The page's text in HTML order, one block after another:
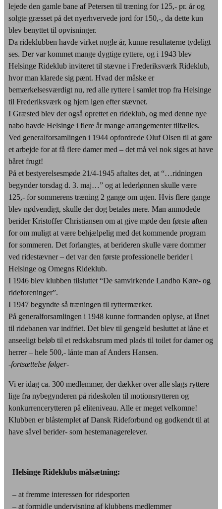
lejede den gamle bane af Petersen til træning for 125,- pr. år og
solgte græsset på det nyerhvervede jord for 150,-, da dette kun
blev benyttet til opvisninger.
Da rideklubben havde virket nogle år, kunne resultaterne tydeligt
ses. Der var kommet mange dygtige ryttere, og i 1943 blev
Helsinge Rideklub inviteret til stævne i Frederiksværk Rideklub,
hvor man klarede sig pænt. Hvad der måske er
bemærkelsesværdigt nu, red alle ryttere i samlet trop fra Helsinge
til Frederiksværk og hjem igen efter stævnet.
I Græsted blev der også oprettet en rideklub, og med denne nye
nabo havde Helsinge i flere år mange arrangementer tilfælles.
Ved generalforsamlingen i 1944 opfordrede Oluf Olsen til at gøre
et arbejde for at få flere damer med – det må vel nok siges at have
båret frugt!
På et bestyerelsesmøde 21/4-1945 aftaltes det, at “…ridningen
begynder torsdag d. 3. maj…” og at lederlønnen skulle være
125,- for sommerens træning 2 gange om ugen. Hvis flere gange
blev nødvendigt, skulle der dog betales mere. Man anmodede
berider Kristoffer Christiansen om at give møde den første aften
for om muligt at være behjælpelig med det kommende program
for sommeren. Det forlangtes, at berideren skulle være dommer
ved ridestævner – det var den første professionelle berider i
Helsinge og Omegns Rideklub.
I 1946 blev klubben tilsluttet “De samvirkende Landbo Køre- og
rideforeninger”.
I 1947 begyndte så træningen til ryttermærker.
På generalforsamlingen i 1948 kunne formanden oplyse, at lånet
til ridebanen var indfriet. Det blev til gengæld besluttet at låne et
anseeligt beløb til et redskabsrum med plads til toilet for damer og
herrer – hele 500,- lånte man af Anders Hansen.
-fortsættelse følger-
Vi er idag ca. 300 medlemmer, der dækker over alle slags ryttere
lige fra nybegynderen på rideskolen til motionsrytteren og
konkurrencerytteren på eliteniveau. Alle er meget velkomne!
Klubben er blåstemplet af Dansk Rideforbund og godkendt til at
have såvel berider- som hestemanagerelever.
Helsinge Rideklubs målsætning:
– at fremme interessen for ridesporten
– at formidle undervisning af klubbens medlemmer